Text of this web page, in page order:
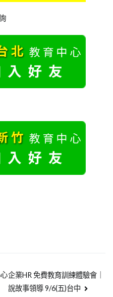
企業HR 免費教育訓練體驗會｜
說故事領導 9/6(五)台中